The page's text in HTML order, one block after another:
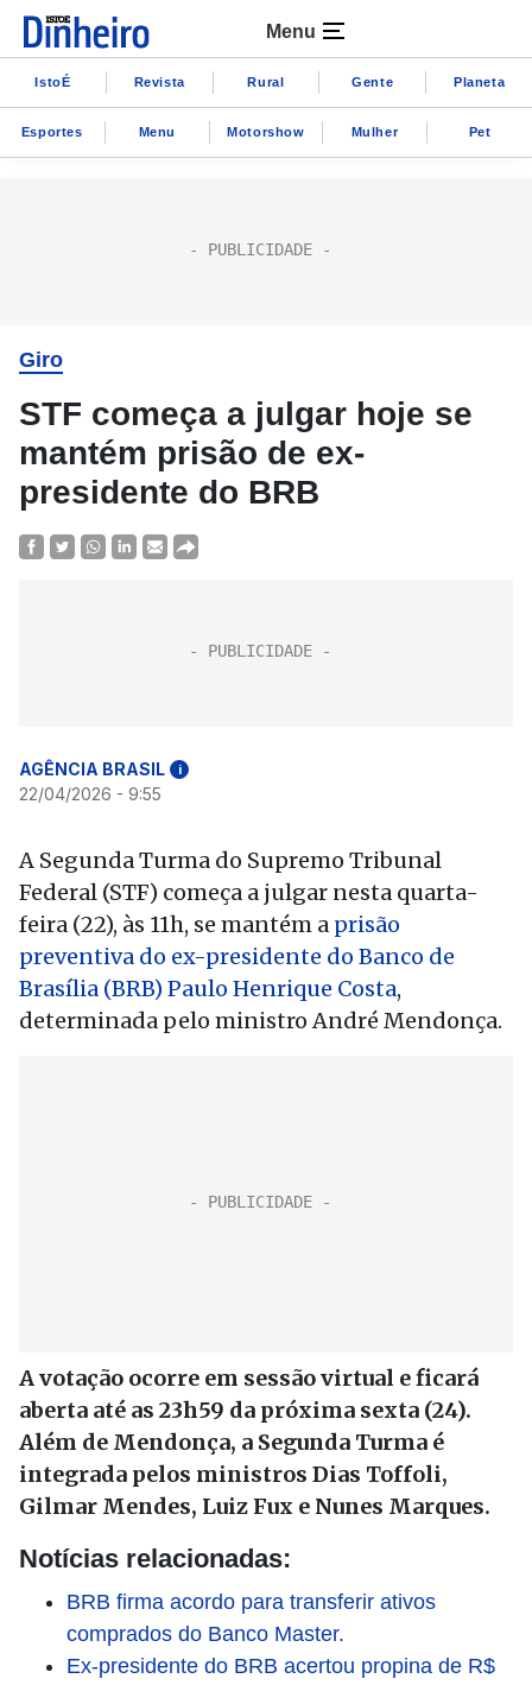
Menu
IstoÉ Revista Rural Gente Planeta
Esportes Menu Motorshow Mulher Pet
Giro
STF começa a julgar hoje se
mantém prisão de ex-
presidente do BRB
AGÊNCIA BRASIL i
22/04/2026 - 9:55
A Segunda Turma do Supremo Tribunal
Federal (STF) começa a julgar nesta quarta-
feira (22), às 11h, se mantém a prisão
preventiva do ex-presidente do Banco de
Brasília (BRB) Paulo Henrique Costa,
determinada pelo ministro André Mendonça.
A votação ocorre em sessão virtual e ficará
aberta até as 23h59 da próxima sexta (24).
Além de Mendonça, a Segunda Turma é
integrada pelos ministros Dias Toffoli,
Gilmar Mendes, Luiz Fux e Nunes Marques.
Notícias relacionadas:
BRB firma acordo para transferir ativos
comprados do Banco Master.
Ex-presidente do BRB acertou propina de R$